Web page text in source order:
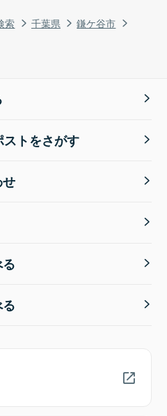
索 千葉県
鎌ケ谷市
トをさがす